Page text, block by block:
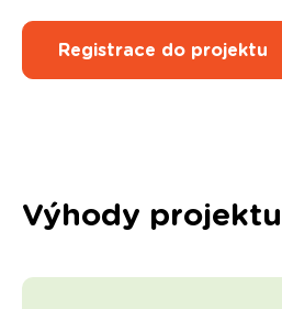
Registrace do projektu
Výhody projektu